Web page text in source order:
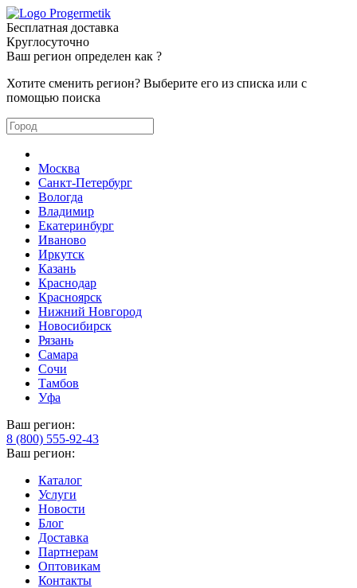
Бесплатная доставка
Круглосуточно
Ваш регион определен как ?
Хотите сменить регион? Выберите его из списка или с
помощью поиска
Москва
Санкт-Петербург
Вологда
Владимир
Екатеринбург
Иваново
Иркутск
Казань
Краснодар
Красноярск
Нижний Новгород
Новосибирск
Рязань
Самара
Сочи
Тамбов
Уфа
Ваш регион:
8 (800) 555-92-43
Ваш регион:
Каталог
Услуги
Новости
Блог
Доставка
Партнерам
Оптовикам
Контакты